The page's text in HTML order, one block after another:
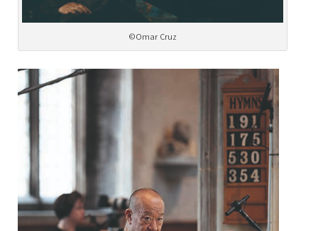
©Omar Cruz